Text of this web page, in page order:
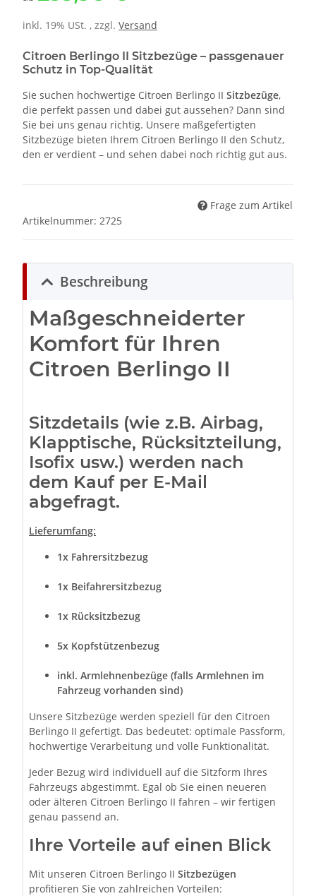
inkl. 19% USt. , zzgl. Versand
Citroen Berlingo II Sitzbezüge – passgenauer
Schutz in Top-Qualität
Sie suchen hochwertige Citroen Berlingo II Sitzbezüge,
die perfekt passen und dabei gut aussehen? Dann sind
Sie bei uns genau richtig. Unsere maßgefertigten
Sitzbezüge bieten Ihrem Citroen Berlingo II den Schutz,
den er verdient – und sehen dabei noch richtig gut aus.
Frage zum Artikel
Artikelnummer: 2725
Beschreibung
Maßgeschneiderter
Komfort für Ihren
Citroen Berlingo II
Sitzdetails (wie z.B. Airbag,
Klapptische, Rücksitzteilung,
Isofix usw.) werden nach
dem Kauf per E-Mail
abgefragt.
Lieferumfang:
1x Fahrersitzbezug
1x Beifahrersitzbezug
1x Rücksitzbezug
5x Kopfstützenbezug
inkl. Armlehnenbezüge (falls Armlehnen im
Fahrzeug vorhanden sind)
Unsere Sitzbezüge werden speziell für den Citroen
Berlingo II gefertigt. Das bedeutet: optimale Passform,
hochwertige Verarbeitung und volle Funktionalität.
Jeder Bezug wird individuell auf die Sitzform Ihres
Fahrzeugs abgestimmt. Egal ob Sie einen neueren
oder älteren Citroen Berlingo II fahren – wir fertigen
genau passend an.
Ihre Vorteile auf einen Blick
Mit unseren Citroen Berlingo II Sitzbezügen
profitieren Sie von zahlreichen Vorteilen: